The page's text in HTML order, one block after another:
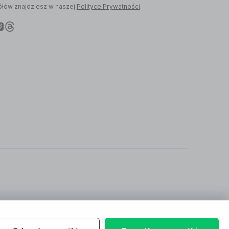
znajdziesz w naszej Polityce Prywatności.